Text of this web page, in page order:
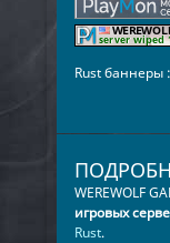
Rust баннеры :
WEREWOLF
игровых
Rust.